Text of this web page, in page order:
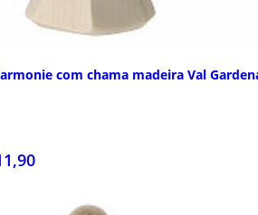
com chama madeira Val